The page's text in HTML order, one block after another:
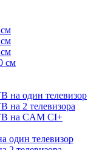
см
один телевизор
2 телевизора
на CAM CI+
телевизор